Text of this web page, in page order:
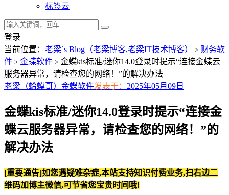
标签云
登录
当前位置： 老梁`s Blog（老梁博客,老梁IT技术博客） > 财务软
件 > 金蝶软件 > 金蝶kis标准/迷你14.0登录时提示“连接金蝶云
服务器异常，请检查您的网络！”的解决办法
老梁（蛤蟆哥） 金蝶软件发表于： 2025年05月09日
金蝶kis标准/迷你14.0登录时提示“连接金
蝶云服务器异常，请检查您的网络！”的
解决办法
[重要通告]如您遇疑难杂症,本站支持知识付费业务,扫右边二
维码加博主微信,可节省您宝贵时间哦!